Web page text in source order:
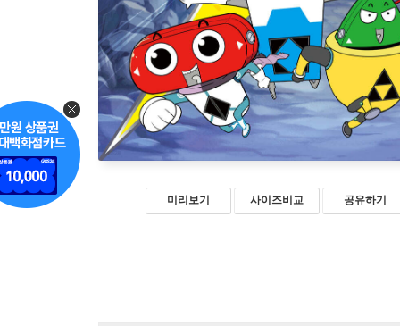
미리보기 사이즈비교 공유하기